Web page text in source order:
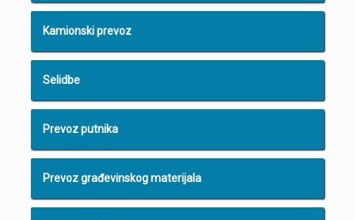
Kamionski prevoz
Selidbe
Prevoz putnika
Prevoz građevinskog materijala